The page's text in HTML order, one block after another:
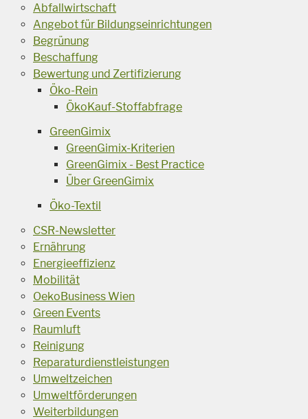
Abfallwirtschaft
Angebot für Bildungseinrichtungen
Begrünung
Beschaffung
Bewertung und Zertifizierung
Öko-Rein
ÖkoKauf-Stoffabfrage
GreenGimix
GreenGimix-Kriterien
GreenGimix - Best Practice
Über GreenGimix
Öko-Textil
CSR-Newsletter
Ernährung
Energieeffizienz
Mobilität
OekoBusiness Wien
Green Events
Raumluft
Reinigung
Reparaturdienstleistungen
Umweltzeichen
Umweltförderungen
Weiterbildungen